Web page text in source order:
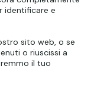
identificare e
sito web, o se
o riuscissi a
il tuo